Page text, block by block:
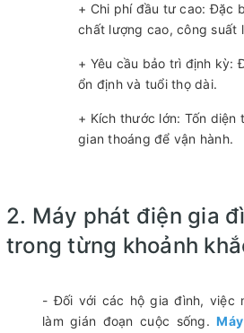
+ Chi phí đầu tư cao: Đặc
chất lượng cao, công suất
+ Yêu cầu bảo trì định kỳ:
ổn định và tuổi thọ dài.
+ Kích thước lớn: Tốn
gian thoáng để vận hành.
2. Máy phát điện gia
trong từng khoảnh
- Đối với các hộ gia đình, việc
làm gián đoạn cuộc sống.